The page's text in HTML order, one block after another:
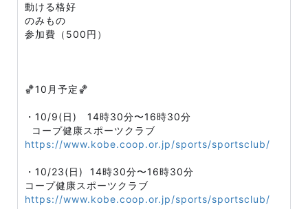
動ける格好
のみもの
参加費（500円）
🏀10月予定🏀
・10/9(日) 14時30分〜16時30分
コープ健康スポーツクラブ
https://www.kobe.coop.or.jp/sports/sportsclub/
・10/23(日) 14時30分〜16時30分
コープ健康スポーツクラブ
https://www.kobe.coop.or.jp/sports/sportsclub/